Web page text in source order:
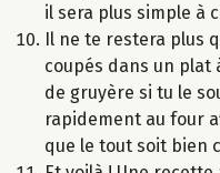
il sera plus simple à
Il ne te restera plus
coupés dans un plat
de gruyère si tu le
rapidement au four
que le tout soit bien